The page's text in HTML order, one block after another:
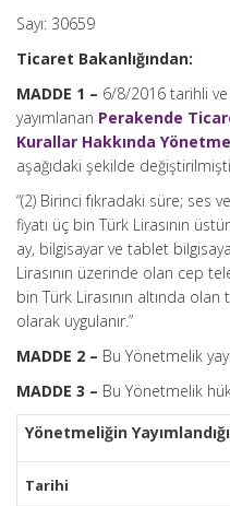
Sayı: 30659
Ticaret Bakanlığından:
MADDE 1 – 6/8/2016 tarihli ve
yayımlanan Perakende
Kurallar Hakkında
aşağıdaki şekilde
“(2) Birinci fıkradaki süre; ses
fiyatı üç bin Türk Lirasının
ay, bilgisayar ve tablet
Lirasının üzerinde olan cep
bin Türk Lirasının altında
olarak uygulanır.”
MADDE 2 – Bu Yönetmelik
MADDE 3 – Bu Yönetmelik
Yönetmeliğin
Tarihi